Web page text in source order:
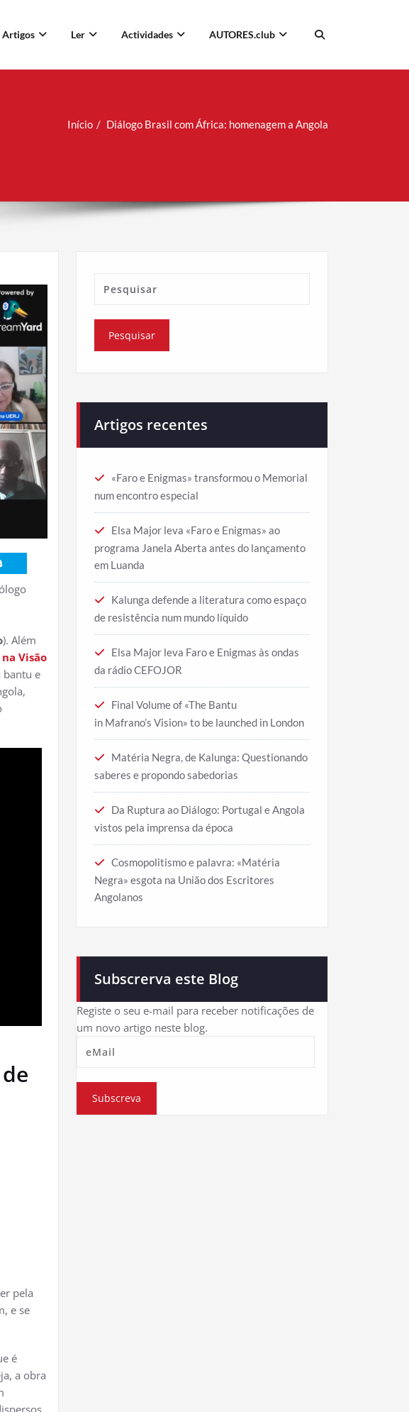
Artigos Ler Actividades AUTORES.club
Início Diálogo Brasil com África: homenagem a Angola
). Além
Visão
bantu e
pela
e se
é
a obra
Artigos recentes
«Faro e Enigmas» transformou o Memorial
num encontro especial
Elsa Major leva «Faro e Enigmas» ao
programa Janela Aberta antes do lançamento
em Luanda
Kalunga defende a literatura como espaço
de resistência num mundo líquido
Elsa Major leva Faro e Enigmas às ondas
da rádio CEFOJOR
Final Volume of «The Bantu
in Mafrano’s Vision» to be launched in London
Matéria Negra, de Kalunga: Questionando
saberes e propondo sabedorias
Da Ruptura ao Diálogo: Portugal e Angola
vistos pela imprensa da época
Cosmopolitismo e palavra: «Matéria
Negra» esgota na União dos Escritores
Angolanos
Subscrerva este Blog
Registe o seu e-mail para receber notificações de
um novo artigo neste blog.
Subscreva